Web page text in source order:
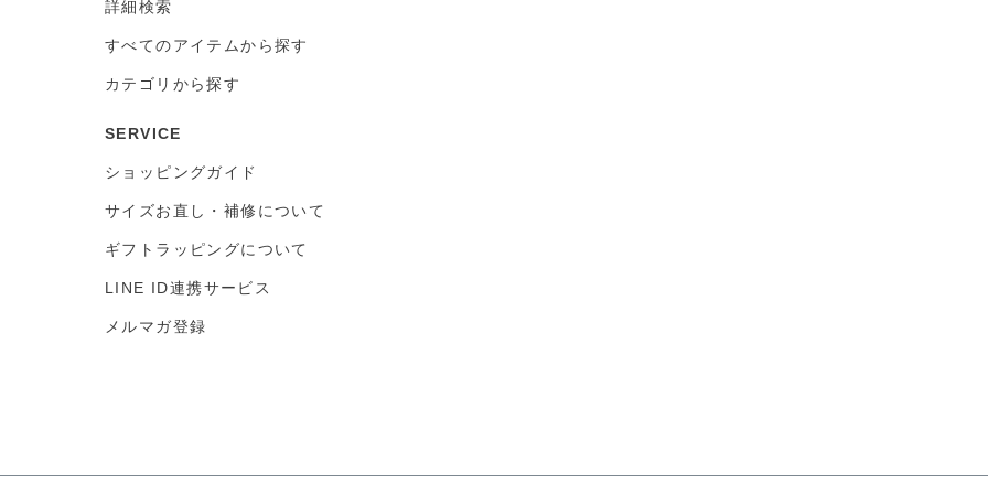
詳細検索
すべてのアイテムから探す
カテゴリから探す
SERVICE
ショッピングガイド
サイズお直し・補修について
ギフトラッピングについて
LINE ID連携サービス
メルマガ登録